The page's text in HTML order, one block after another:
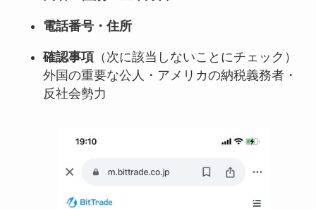
電話番号・住所
確認事項（次に該当しないことにチェック）
外国の重要な公人・アメリカの納税義務者・
反社会勢力